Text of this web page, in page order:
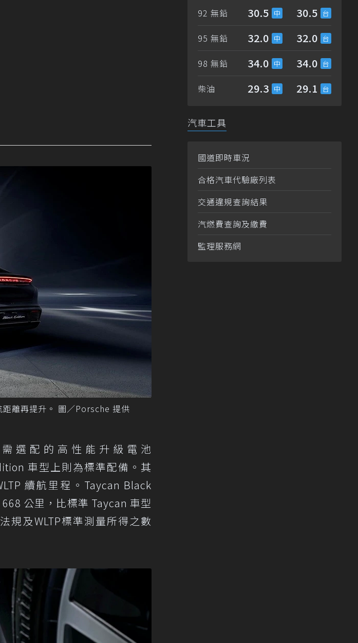
離再提升。 圖／Porsche 提供
需選配的高性能升級電池
車型上則為標準配備。其
續航里程。Taycan Black
公里，比標準 Taycan 車型
規及WLTP標準測量所得之數
92 無鉛 30.5 30.5
95 無鉛 32.0 32.0
98 無鉛 34.0 34.0
柴油 29.3 29.1
汽車工具
國道即時車況
合格汽車代驗廠列表
交通違規查詢結果
汽燃費查詢及繳費
監理服務網